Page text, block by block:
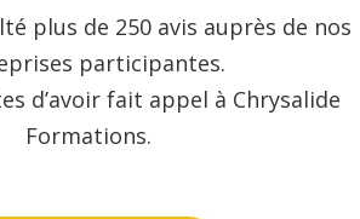
plus de 250 avis auprès de nos
participantes.
d’avoir fait appel à Chrysalide
Formations.